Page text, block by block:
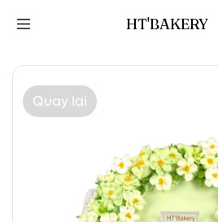
Quay lại
HT'BAKERY